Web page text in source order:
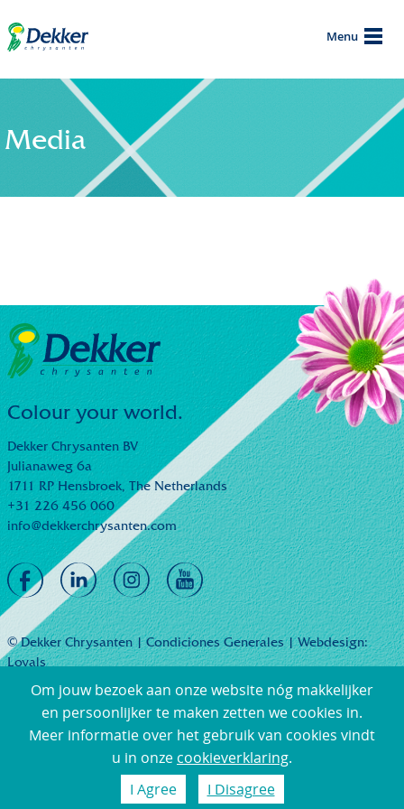
Menu
Media
Colour your world.
Dekker Chrysanten BV
Julianaweg 6a
1711 RP Hensbroek, The Netherlands
+31 226 456 060
info@dekkerchrysanten.com
© Dekker Chrysanten |Condiciones Generales| Webdesign:
Loyals
Om jouw bezoek aan onze website nóg makkelijker
en persoonlijker te maken zetten we cookies in.
Meer informatie over het gebruik van cookies vindt
u in onze cookieverklaring.
I Agree
I Disagree